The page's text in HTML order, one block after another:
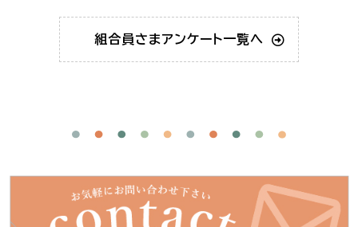
組合員さまアンケート一覧へ